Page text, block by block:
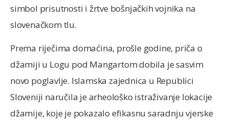
simbol prisutnosti i žrtve bošnjačkih vojnika na
slovenačkom tlu.
Prema riječima domaćina, prošle godine, priča o
džamiji u Logu pod Mangartom dobila je sasvim
novo poglavlje. Islamska zajednica u Republici
Sloveniji naručila je arheološko istraživanje lokacije
džamije, koje je pokazalo efikasnu saradnju vjerske